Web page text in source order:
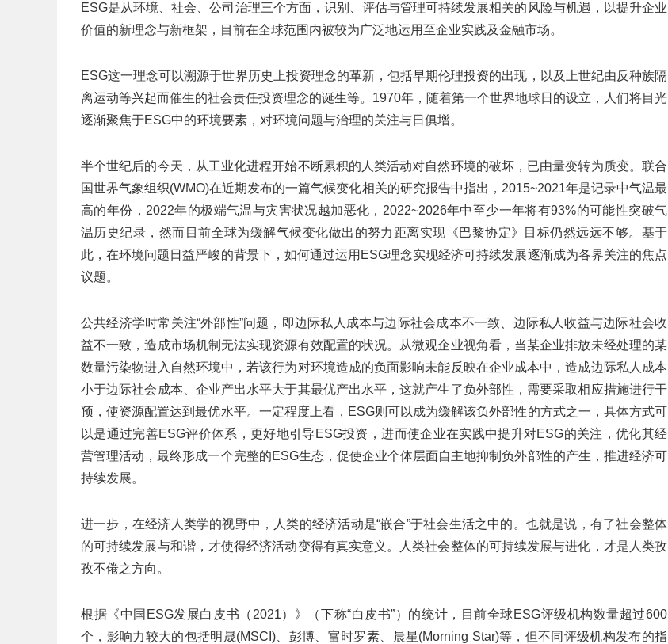
ESG是从环境、社会、公司治理三个方面，识别、评估与管理可持续发展相关的风险与机遇，以提升企业
价值的新理念与新框架，目前在全球范围内被较为广泛地运用至企业实践及金融市场。
ESG这一理念可以溯源于世界历史上投资理念的革新，包括早期伦理投资的出现，以及上世纪由反种族隔
离运动等兴起而催生的社会责任投资理念的诞生等。1970年，随着第一个世界地球日的设立，人们将目光
逐渐聚焦于ESG中的环境要素，对环境问题与治理的关注与日俱增。
半个世纪后的今天，从工业化进程开始不断累积的人类活动对自然环境的破坏，已由量变转为质变。联合
国世界气象组织(WMO)在近期发布的一篇气候变化相关的研究报告中指出，2015~2021年是记录中气温最
高的年份，2022年的极端气温与灾害状况越加恶化，2022~2026年中至少一年将有93%的可能性突破气
温历史纪录，然而目前全球为缓解气候变化做出的努力距离实现《巴黎协定》目标仍然远远不够。基于
此，在环境问题日益严峻的背景下，如何通过运用ESG理念实现经济可持续发展逐渐成为各界关注的焦点
议题。
公共经济学时常关注“外部性”问题，即边际私人成本与边际社会成本不一致、边际私人收益与边际社会收
益不一致，造成市场机制无法实现资源有效配置的状况。从微观企业视角看，当某企业排放未经处理的某
数量污染物进入自然环境中，若该行为对环境造成的负面影响未能反映在企业成本中，造成边际私人成本
小于边际社会成本、企业产出水平大于其最优产出水平，这就产生了负外部性，需要采取相应措施进行干
预，使资源配置达到最优水平。一定程度上看，ESG则可以成为缓解该负外部性的方式之一，具体方式可
以是通过完善ESG评价体系，更好地引导ESG投资，进而使企业在实践中提升对ESG的关注，优化其经
营管理活动，最终形成一个完整的ESG生态，促使企业个体层面自主地抑制负外部性的产生，推进经济可
持续发展。
进一步，在经济人类学的视野中，人类的经济活动是“嵌合”于社会生活之中的。也就是说，有了社会整体
的可持续发展与和谐，才使得经济活动变得有真实意义。人类社会整体的可持续发展与进化，才是人类孜
孜不倦之方向。
根据《中国ESG发展白皮书（2021）》（下称“白皮书”）的统计，目前全球ESG评级机构数量超过600
个，影响力较大的包括明晟(MSCI)、彭博、富时罗素、晨星(Morning Star)等，但不同评级机构发布的指